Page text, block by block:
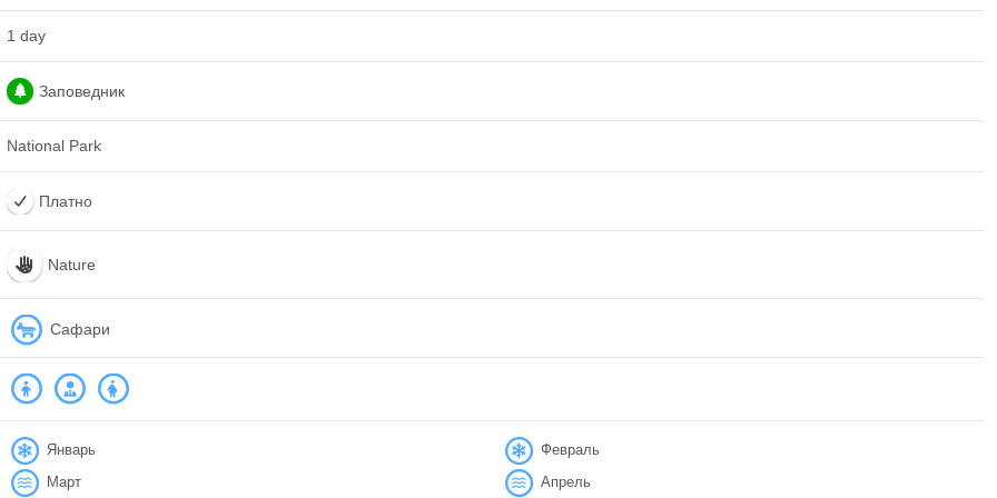
1 day
Заповедник
National Park
Платно
Nature
Сафари
Январь Февраль
Март Апрель